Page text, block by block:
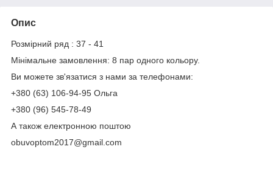
Опис
Розмірний ряд : 37 - 41
Мінімальне замовлення: 8 пар одного кольору.
Ви можете зв'язатися з нами за телефонами:
+380 (63) 106-94-95 Ольга
+380 (96) 545-78-49
А також електронною поштою
obuvoptom2017@gmail.com